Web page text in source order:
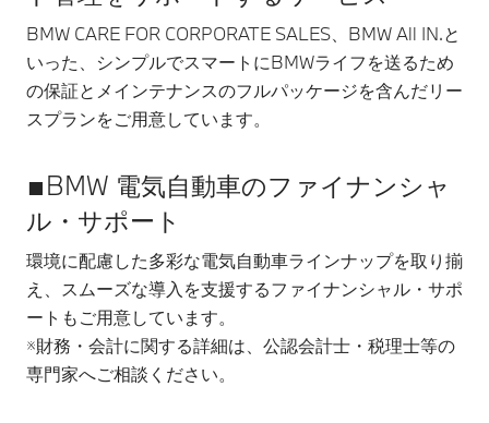
BMW CARE FOR CORPORATE SALES、BMW All IN.と
いった、シンプルでスマートにBMWライフを送るため
の保証とメインテナンスのフルパッケージを含んだリー
スプランをご用意しています。
■BMW 電気自動車のファイナンシャ
ル・サポート
環境に配慮した多彩な電気自動車ラインナップを取り揃
え、スムーズな導入を支援するファイナンシャル・サポ
ートもご用意しています。
※財務・会計に関する詳細は、公認会計士・税理士等の
専門家へご相談ください。